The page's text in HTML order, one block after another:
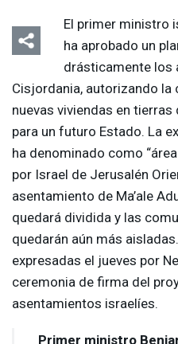
El primer ministro
ha aprobado un
drásticamente los
Cisjordania, autorizando
nuevas viviendas en
para un futuro Estado. La
ha denominado como
por Israel de Jerusalén
asentamiento de Ma’ale
quedará dividida y las
quedarán aún más
expresadas el jueves por
ceremonia de firma del
asentamientos israelíes.
Primer ministro